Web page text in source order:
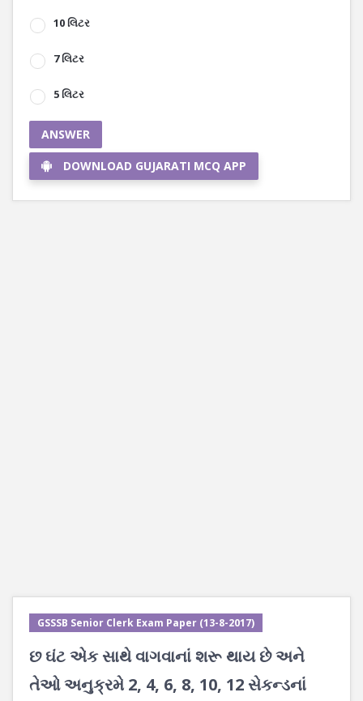
10 લિટર
7 લિટર
5 લિટર
ANSWER
DOWNLOAD GUJARATI MCQ APP
GSSSB Senior Clerk Exam Paper (13-8-2017)
છ ઘંટ એક સાથે વાગવાનાં શરૂ થાય છે અને
તેઓ અનુક્રમે 2, 4, 6, 8, 10, 12 સેકન્ડનાં